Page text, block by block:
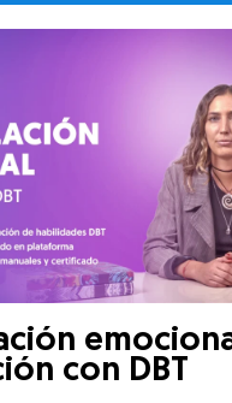
con DBT